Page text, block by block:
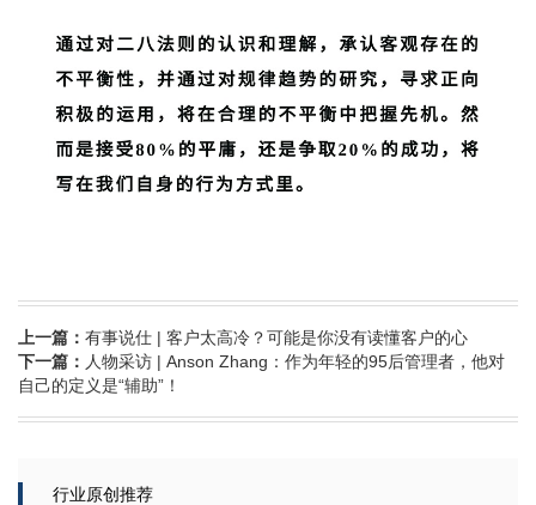
上一篇： 有事说仕 | 客户太高冷？可能是你没有读懂客户的心
下一篇： 人物采访 | Anson Zhang：作为年轻的95后管理者，他对
自己的定义是“辅助”！
行业原创推荐